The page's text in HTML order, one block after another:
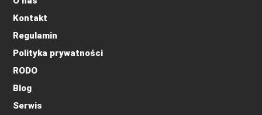
Kontakt
Regulamin
Polityka prywatności
RODO
Blog
Serwis